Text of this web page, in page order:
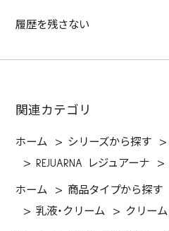
履歴を残さない
関連カテゴリ
ホーム > シリーズから探す >
>
REJUARNA レジュアーナ >
ホーム > 商品タイプから探す
>乳液・クリーム > クリー